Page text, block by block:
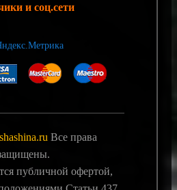
и соц.сети
Все права
публичной офертой,